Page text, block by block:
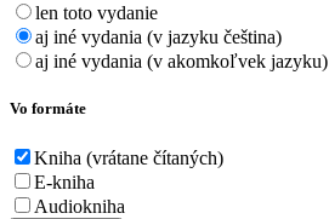
len toto vydanie
aj iné vydania (v jazyku čeština)
aj iné vydania (v akomkoľvek jazyku)
Vo formáte
Kniha (vrátane čítaných)
E-kniha
Audiokniha